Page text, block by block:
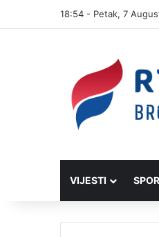
18:54 - Petak, 7
VIJESTI